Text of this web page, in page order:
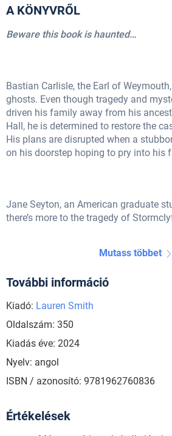
A KÖNYVRŐL
Beware this book is haunted…
Bastian Carlisle, the Earl of
ghosts. Even though tragedy and
driven his family away from his
Hall, he is determined to restore the
His plans are disrupted when a
on his doorstep hoping to pry into his
Jane Seyton, an American graduate
there’s more to the tragedy of
Mutass többet
További információ
Kiadó: Lauren Smith
Oldalszám: 350
Kiadás éve: 2024
Nyelv: angol
ISBN / azonosító: 9781962760836
Értékelések